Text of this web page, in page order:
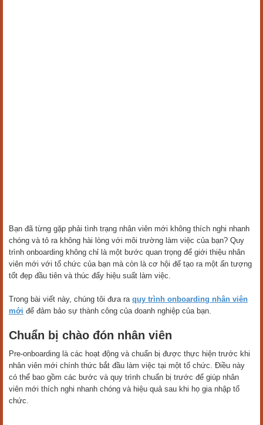
Bạn đã từng gặp phải tình trạng nhân viên mới không thích nghi nhanh
chóng và tỏ ra không hài lòng với môi trường làm việc của bạn? Quy
trình onboarding không chỉ là một bước quan trọng để giới thiệu nhân
viên mới với tổ chức của bạn mà còn là cơ hội để tạo ra một ấn tượng
tốt đẹp đầu tiên và thúc đẩy hiệu suất làm việc.
Trong bài viết này, chúng tôi đưa ra quy trình onboarding nhân viên
mới để đảm bảo sự thành công của doanh nghiệp của bạn.
Chuẩn bị chào đón nhân viên
Pre-onboarding là các hoạt động và chuẩn bị được thực hiện trước khi
nhân viên mới chính thức bắt đầu làm việc tại một tổ chức. Điều này
có thể bao gồm các bước và quy trình chuẩn bị trước để giúp nhân
viên mới thích nghi nhanh chóng và hiệu quả sau khi họ gia nhập tổ
chức.